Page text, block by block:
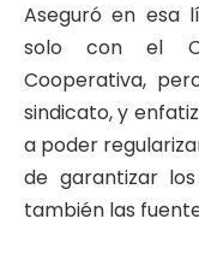
Aseguró en esa
solo con el
Cooperativa,
sindicato, y
a poder
de garantizar
también las